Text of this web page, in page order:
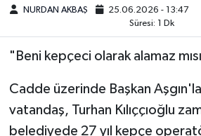
NURDAN AKBAŞ 25.06.2026 - 13:47
Süresi: 1 Dk
"Beni kepçeci olarak alamaz
Cadde üzerinde Başkan
vatandaş, Turhan Kılıççıoğlu
belediyede 27 yıl kepçe
Sungurlu
Sağlık